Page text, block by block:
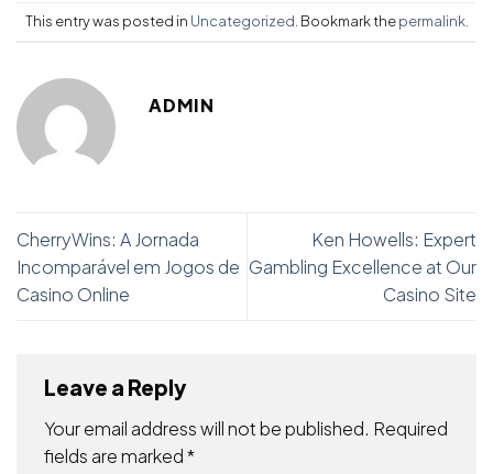
This entry was posted in Uncategorized . Bookmark thepermalink.
ADMIN
CherryWins: A Jornada
Incomparável em Jogos de
Casino Online
Ken Howells: Expert
Gambling Excellence at Our
Casino Site
Leave a Reply
Your email address will not be published. Required
fields are marked*